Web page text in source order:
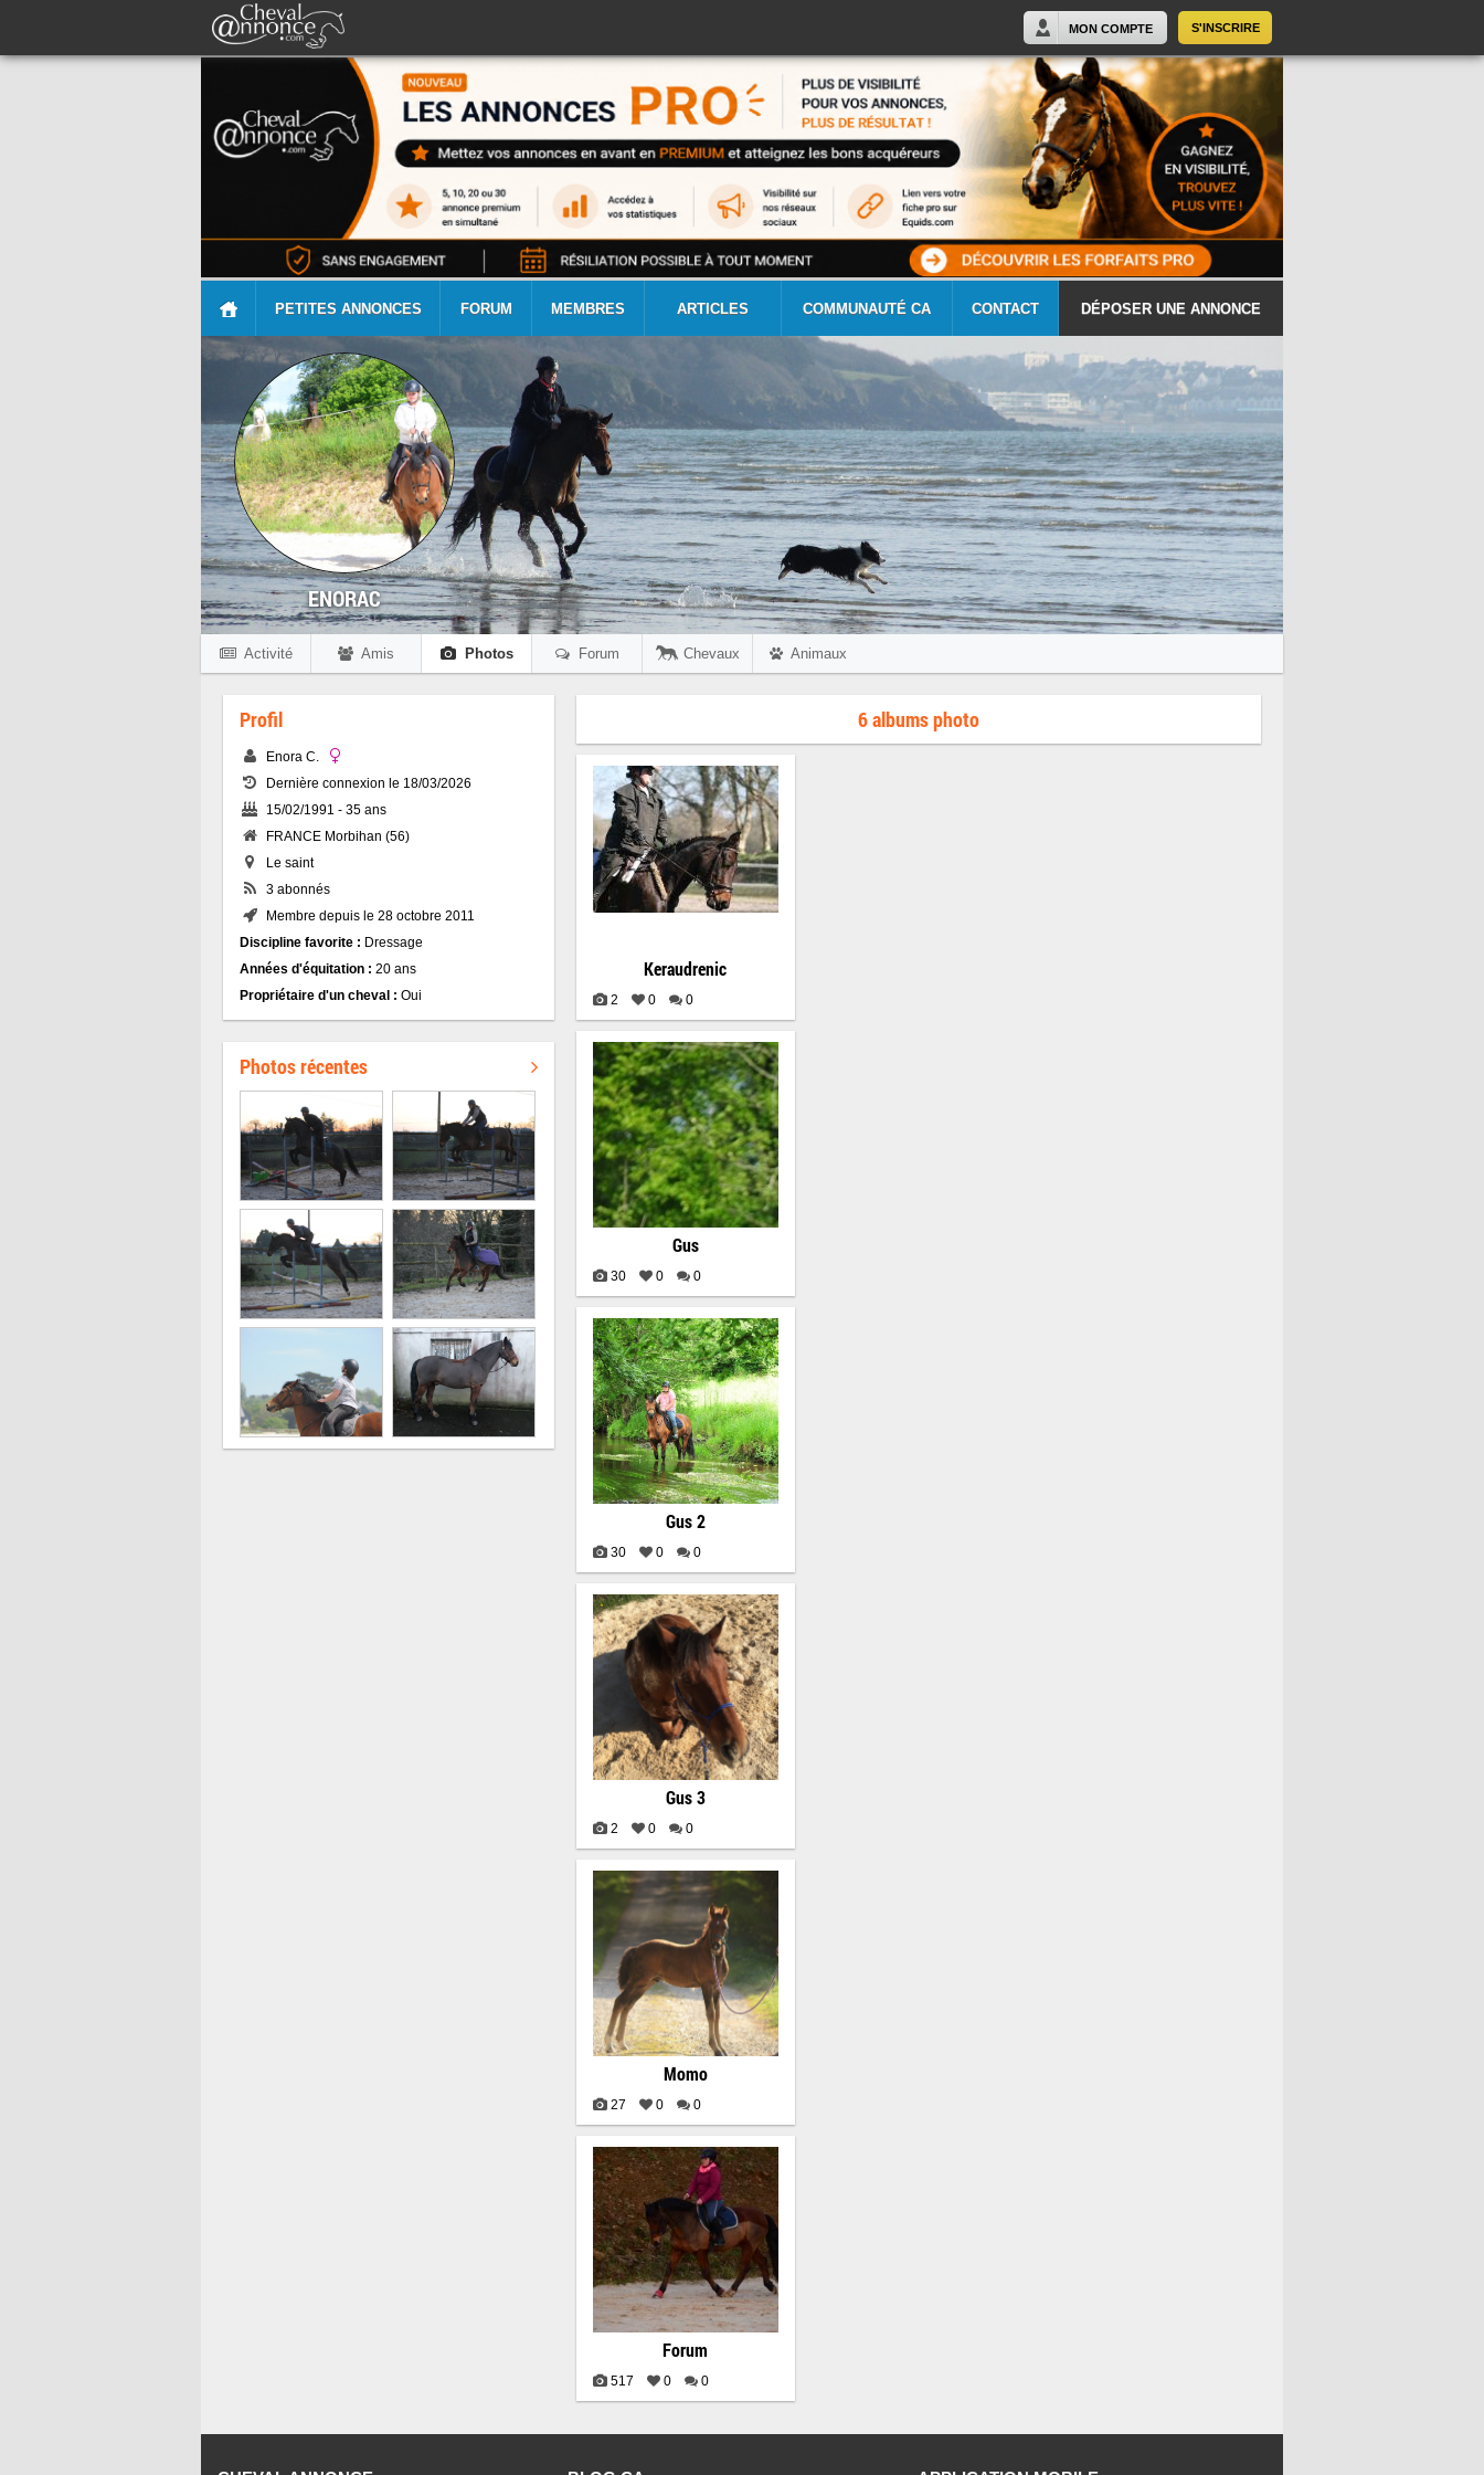
S'INSCRIRE
MON COMPTE
PETITES ANNONCES FORUM MEMBRES ARTICLES COMMUNAUTÉ CA CONTACT DÉPOSER UNE ANNONCE
ENORAC
Activité Amis Photos Forum Chevaux Animaux
Profil
Enora C.
Dernière connexion le 18/03/2026
15/02/1991 - 35 ans
FRANCE Morbihan (56)
Le saint
3 abonnés
Membre depuis le 28 octobre 2011
Discipline favorite : Dressage
Années d'équitation : 20 ans
Propriétaire d'un cheval : Oui
Photos récentes
6 albums photo
Keraudrenic
2 0 0
Gus
30 0 0
Gus 2
30 0 0
Gus 3
2 0 0
Momo
27 0 0
Forum
517 0 0